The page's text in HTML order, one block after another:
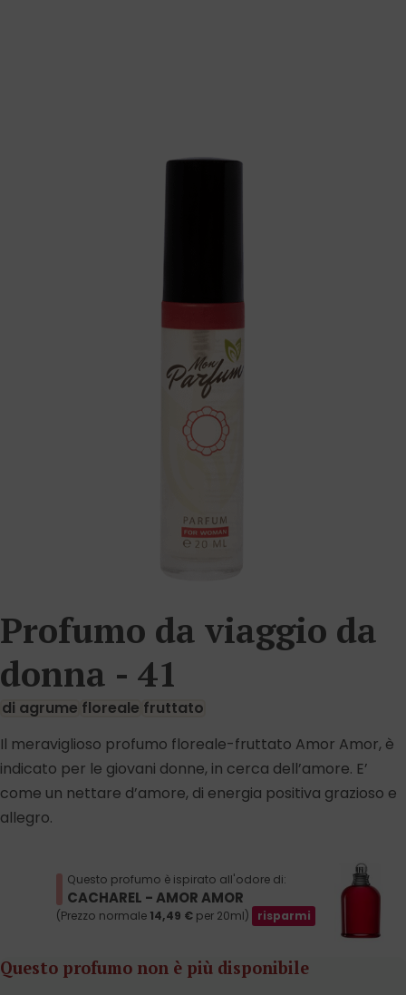
Profumo da viaggio da
donna - 41
di agrume floreale fruttato
Il meraviglioso profumo floreale-fruttato Amor Amor, è
indicato per le giovani donne, in cerca dell’amore. E’
come un nettare d’amore, di energia positiva grazioso e
allegro.
Questo profumo è ispirato all'odore di:
CACHAREL - AMOR AMOR
(Prezzo normale 14,49 € per 20ml) risparmi
Questo profumo non è più disponibile